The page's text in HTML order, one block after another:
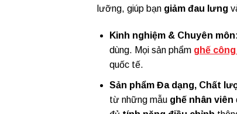
lưỡng, giúp bạn giảm đau lưng
Kinh nghiệm & Chuyên
dùng. Mọi sản phẩm ghế
quốc tế.
Sản phẩm Đa dạng, Chất
từ những mẫu ghế nhân viên